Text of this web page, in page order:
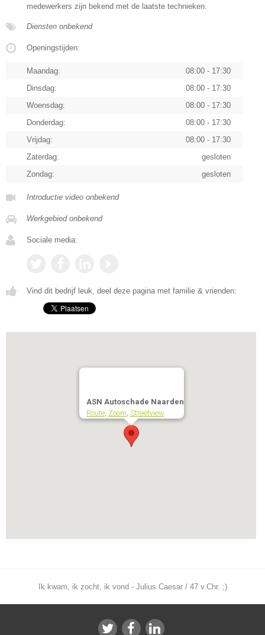
medewerkers zijn bekend met de laatste technieken.
Diensten onbekend
Openingstijden:
Maandag:
08:00 - 17:30
Dinsdag:
08:00 - 17:30
Woensdag:
08:00 - 17:30
Donderdag:
08:00 - 17:30
Vrijdag:
08:00 - 17:30
Zaterdag:
gesloten
Zondag:
gesloten
Introductie video onbekend
Werkgebied onbekend
Sociale media:
Vind dit bedrijf leuk, deel deze pagina met familie & vrienden:
ASN Autoschade Naarden
Route, Zoom, Streetview
Ik kwam, ik zocht, ik vond - Julius Caesar / 47 v.Chr. ;)